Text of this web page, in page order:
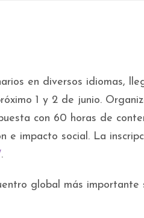
en diversos idiomas,
1 y 2 de junio.
con 60 horas de
e impacto social. La
.